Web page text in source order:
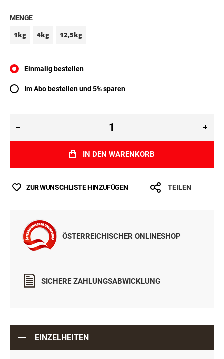
MENGE
1kg 4kg 12,5kg
Einmalig bestellen
Im Abo bestellen und 5% sparen
IN DEN WARENKORB
ZUR WUNSCHLISTE HINZUFÜGEN TEILEN
ÖSTERREICHISCHER ONLINESHOP
SICHERE ZAHLUNGSABWICKLUNG
EINZELHEITEN